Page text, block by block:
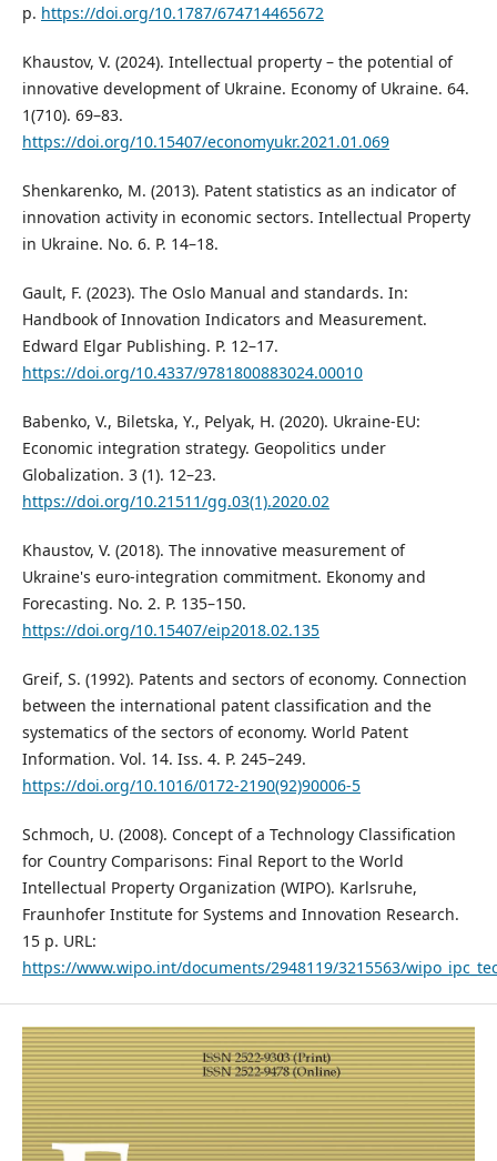
p. https://doi.org/10.1787/674714465672
Khаustov, V. (2024). Intellectual property – the potential of
innovative development of Ukraine. Economy of Ukraine. 64.
1(710). 69–83.
https://doi.org/10.15407/economyukr.2021.01.069
Shenkarenko, M. (2013). Patent statistics as an indicator of
innovation activity in economic sectors. Intellectual Property
in Ukraine. No. 6. P. 14–18.
Gault, F. (2023). The Oslo Manual and standards. In:
Handbook of Innovation Indicators and Measurement.
Edward Elgar Publishing. P. 12–17.
https://doi.org/10.4337/9781800883024.00010
Babenko, V., Biletska, Y., Pelyak, H. (2020). Ukraine-EU:
Economic integration strategy. Geopolitics under
Globalization. 3 (1). 12–23.
https://doi.org/10.21511/gg.03(1).2020.02
Khaustov, V. (2018). The innovative measurement of
Ukraine's euro-integration commitment. Ekonomy and
Forecasting. No. 2. P. 135–150.
https://doi.org/10.15407/eip2018.02.135
Greif, S. (1992). Patents and sectors of economy. Connection
between the international patent classification and the
systematics of the sectors of economy. World Patent
Information. Vol. 14. Iss. 4. Р. 245–249.
https://doi.org/10.1016/0172-2190(92)90006-5
Schmoch, U. (2008). Concept of a Technology Classification
for Country Comparisons: Final Report to the World
Intellectual Property Organization (WIPO). Karlsruhe,
Fraunhofer Institute for Systems and Innovation Research.
15 p. URL:
https://www.wipo.int/documents/2948119/3215563/